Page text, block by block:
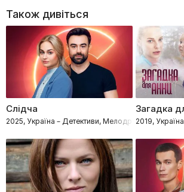
Також дивіться
Слідча
2025, Україна – Детективи, Мелодрами,
Загадка
2019,